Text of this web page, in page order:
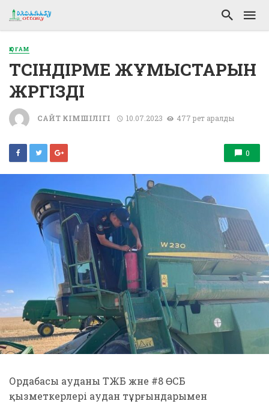
ҚОҒАМ
ТҮСІНДІРМЕ ЖҰМЫСТАРЫН
ЖҮРГІЗДІ
САЙТ ӘКІМШІЛІГІ 10.07.2023 477 рет қаралды
0
Ордабасы ауданы ТЖБ және #8 ӨСБ
қызметкерлері аудан тұрғындарымен